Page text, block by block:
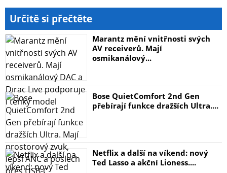
Určitě si přečtěte
Marantz mění vnitřnosti svých
AV receiverů. Mají
osmikanálový...
Bose QuietComfort 2nd Gen
přebírají funkce dražších Ultra....
Netflix a další na víkend: nový
Ted Lasso a akční Lioness....